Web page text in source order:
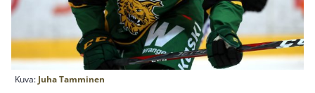
Kuva: Juha Tamminen